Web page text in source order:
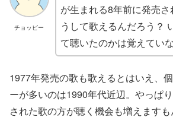
チョッピー
が生まれる8年前に発売
うして歌えるんだろう？
て聴いたのかは覚えてい
1977年発売の歌も歌えるとはいえ、
ーが多いのは1990年代近辺。やっぱ
された歌の方が聴く機会も増えますも